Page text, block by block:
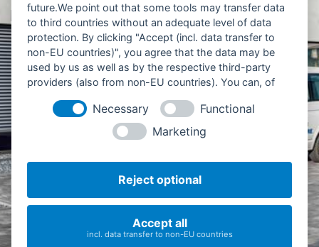
02361 / 97912-200
info@stratec-fahrbahnsanierung.de
Mo – Do 8.00 – 16.30 Uhr
Fr 8.00 – 13.00 Uhr
future.We point out that some tools may transfer data
to third countries without an adequate level of data
protection. By clicking "Accept (incl. data transfer to
non-EU countries)", you agree that the data may be
used by us as well as by the respective third-party
providers (also from non-EU countries). You can, of
Necessary
Functional
Marketing
Reject optional
Accept all
incl. data transfer to non-EU countries